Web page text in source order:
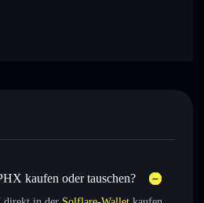
kaufen oder tauschen?